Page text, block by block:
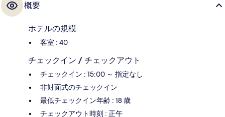
概要
ホテルの規模
客室 : 40
チェックイン / チェックアウト
チェックイン : 15:00 ～ 指定なし
非対面式のチェックイン
最低チェックイン年齢 : 18 歳
チェックアウト時刻 : 正午